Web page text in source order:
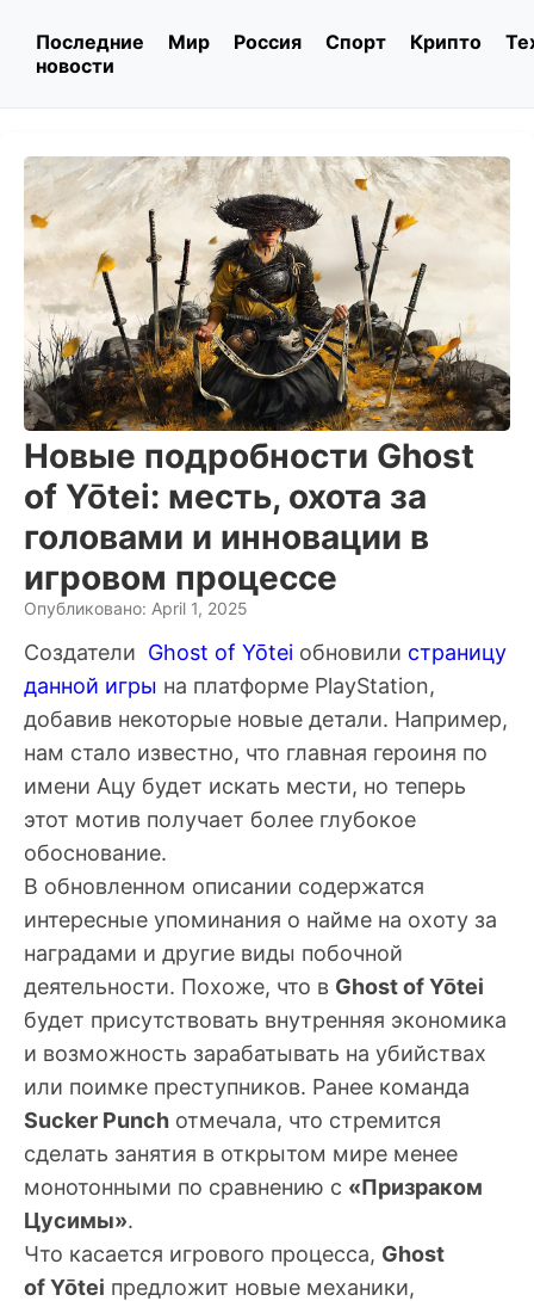
Последние
новости
Мир Россия Спорт Крипто
Новые подробности Ghost
of Yōtei: месть, охота за
головами и инновации в
игровом процессе
Опубликовано: April 1, 2025
Создатели Ghost of Yōtei обновили страницу
данной игры на платформе PlayStation,
добавив некоторые новые детали. Например,
нам стало известно, что главная героиня по
имени Ацу будет искать мести, но теперь
этот мотив получает более глубокое
обоснование.
В обновленном описании содержатся
интересные упоминания о найме на охоту за
наградами и другие виды побочной
деятельности. Похоже, что в Ghost of Yōtei
будет присутствовать внутренняя экономика
и возможность зарабатывать на убийствах
или поимке преступников. Ранее команда
Sucker Punch отмечала, что стремится
сделать занятия в открытом мире менее
монотонными по сравнению с «Призраком
Цусимы».
Что касается игрового процесса, Ghost
of Yōtei предложит новые механики,